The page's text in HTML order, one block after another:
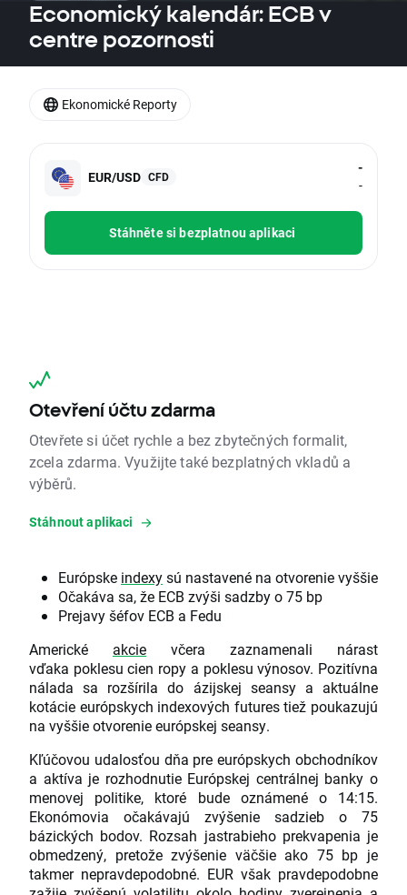
Economický kalendár: ECB v
centre pozornosti
EUR/USD CFD
-
-
Stáhněte si bezplatnou aplikaci
Otevření účtu zdarma
Otevřete si účet rychle a bez zbytečných formalit,
zcela zdarma. Využijte také bezplatných vkladů a
výběrů.
Stáhnout aplikaci
Európske indexysú nastavené na otvorenie vyššie
Očakáva sa, že ECB zvýši sadzby o 75 bp
Prejavy šéfov ECB a Fedu
Americké akcie včera zaznamenali nárast
vďaka poklesu cien ropy a poklesu výnosov. Pozitívna
nálada sa rozšírila do ázijskej seansy a aktuálne
kotácie európskych indexových futures tiež poukazujú
na vyššie otvorenie európskej seansy.
Kľúčovou udalosťou dňa pre európskych obchodníkov
a aktíva je rozhodnutie Európskej centrálnej banky o
menovej politike, ktoré bude oznámené o 14:15.
Ekonómovia očakávajú zvýšenie sadzieb o 75
bázických bodov. Rozsah jastrabieho prekvapenia je
obmedzený, pretože zvýšenie väčšie ako 75 bp je
takmer nepravdepodobné. EUR však pravdepodobne
Ekonomické Reporty